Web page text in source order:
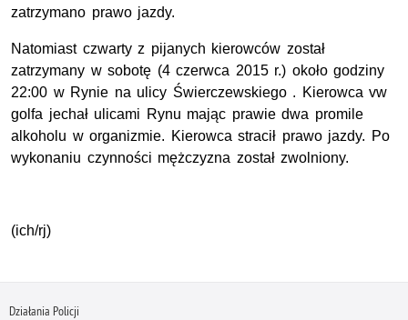
zatrzymano prawo jazdy.
Natomiast czwarty z pijanych kierowców został
zatrzymany w sobotę (4 czerwca 2015 r.) około godziny
22:00 w Rynie na ulicy Świerczewskiego . Kierowca vw
golfa jechał ulicami Rynu mając prawie dwa promile
alkoholu w organizmie. Kierowca stracił prawo jazdy. Po
wykonaniu czynności mężczyzna został zwolniony.
(ich/rj)
Działania Policji